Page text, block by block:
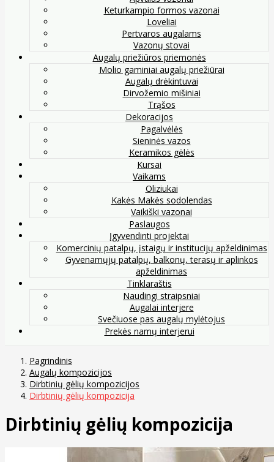
Keturkampio formos vazonai
Loveliai
Pertvaros augalams
Vazonų stovai
Augalų priežiūros priemonės
Molio gaminiai augalų priežiūrai
Augalų drėkintuvai
Dirvožemio mišiniai
Trąšos
Dekoracijos
Pagalvėlės
Sieninės vazos
Keramikos gėlės
Kursai
Vaikams
Oliziukai
Kakės Makės sodolendas
Vaikiški vazonai
Paslaugos
Įgyvendinti projektai
Komercinių patalpų, įstaigų ir institucijų apželdinimas
Gyvenamųjų patalpų, balkonų, terasų ir aplinkos
apželdinimas
Tinklaraštis
Naudingi straipsniai
Augalai interjere
Svečiuose pas augalų mylėtojus
Prekės namų interjerui
Pagrindinis
Augalų kompozicijos
Dirbtinių gėlių kompozicijos
Dirbtinių gėlių kompozicija
Dirbtinių gėlių kompozicija